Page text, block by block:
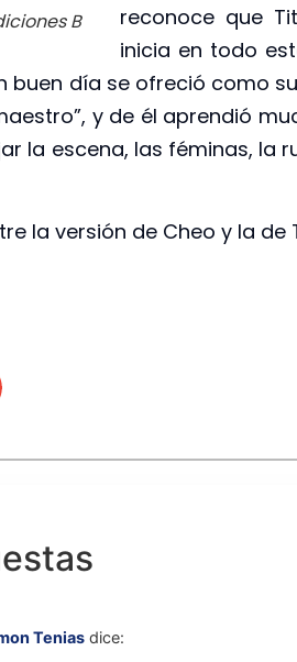
B
reconoce que
inicia en todo
buen día se ofreció como
y de él aprendió
la escena, las féminas,
la versión de Cheo y la
Tenias dice: